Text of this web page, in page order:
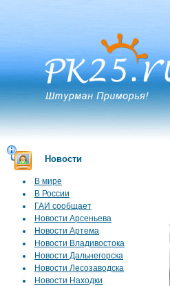
Новости
В мире
В России
ГАИ сообщает
Новости Арсеньева
Новости Артема
Новости Владивостока
Новости Дальнегорска
Новости Лесозаводска
Новости Находки